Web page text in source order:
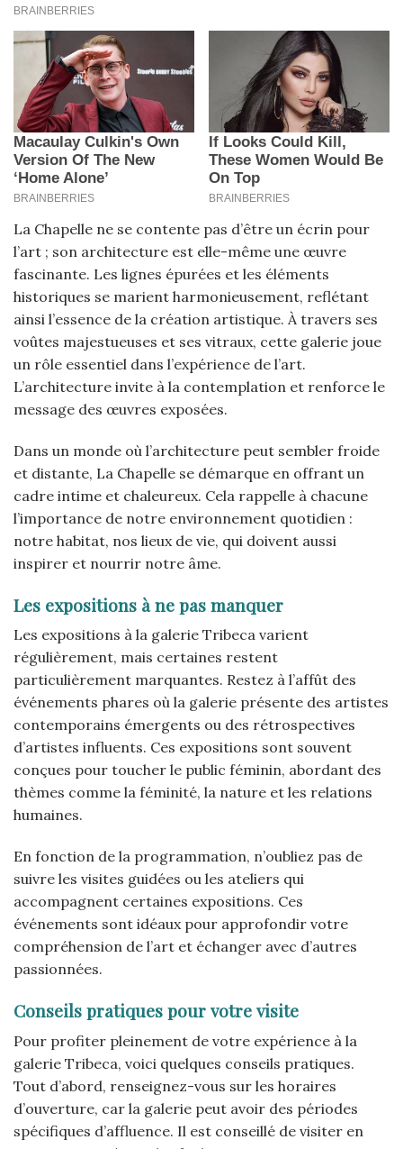
La Chapelle ne se contente pas d’être un écrin pour
l’art ; son architecture est elle-même une œuvre
fascinante. Les lignes épurées et les éléments
historiques se marient harmonieusement, reflétant
ainsi l’essence de la création artistique. À travers ses
voûtes majestueuses et ses vitraux, cette galerie joue
un rôle essentiel dans l’expérience de l’art.
L’architecture invite à la contemplation et renforce le
message des œuvres exposées.
Dans un monde où l’architecture peut sembler froide
et distante, La Chapelle se démarque en offrant un
cadre intime et chaleureux. Cela rappelle à chacune
l’importance de notre environnement quotidien :
notre habitat, nos lieux de vie, qui doivent aussi
inspirer et nourrir notre âme.
Les expositions à ne pas manquer
Les expositions à la galerie Tribeca varient
régulièrement, mais certaines restent
particulièrement marquantes. Restez à l’affût des
événements phares où la galerie présente des artistes
contemporains émergents ou des rétrospectives
d’artistes influents. Ces expositions sont souvent
conçues pour toucher le public féminin, abordant des
thèmes comme la féminité, la nature et les relations
humaines.
En fonction de la programmation, n’oubliez pas de
suivre les visites guidées ou les ateliers qui
accompagnent certaines expositions. Ces
événements sont idéaux pour approfondir votre
compréhension de l’art et échanger avec d’autres
passionnées.
Conseils pratiques pour votre visite
Pour profiter pleinement de votre expérience à la
galerie Tribeca, voici quelques conseils pratiques.
Tout d’abord, renseignez-vous sur les horaires
d’ouverture, car la galerie peut avoir des périodes
spécifiques d’affluence. Il est conseillé de visiter en